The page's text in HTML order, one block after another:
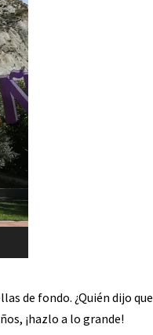
de fondo. ¿Quién dijo
¡hazlo a lo grande!